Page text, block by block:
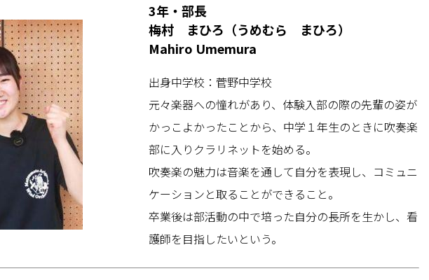
3年・部長
梅村 まひろ（うめむら まひろ）
Mahiro Umemura
出身中学校：菅野中学校
元々楽器への憧れがあり、体験入部の際の先輩の姿が
かっこよかったことから、中学１年生のときに吹奏楽
部に入りクラリネットを始める。
吹奏楽の魅力は音楽を通して自分を表現し、コミュニ
ケーションと取ることができること。
卒業後は部活動の中で培った自分の長所を生かし、看
護師を目指したいという。